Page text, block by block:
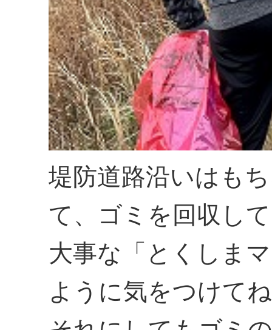
堤防道路沿いはも
て、ゴミを回収し
大事な「とくしま
ように気をつけて